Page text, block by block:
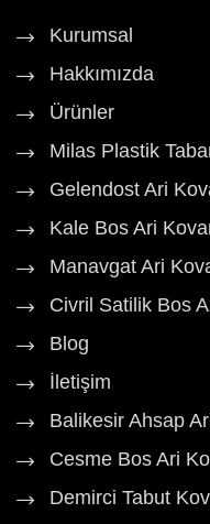
Kurumsal
Hakkımızda
Ürünler
Milas Plastik
Gelendost Ari
Kale Bos Ari
Manavgat Ari
Civril Satilik Bos
Blog
İletişim
Balikesir Ahsap
Cesme Bos Ari
Demirci Tabut